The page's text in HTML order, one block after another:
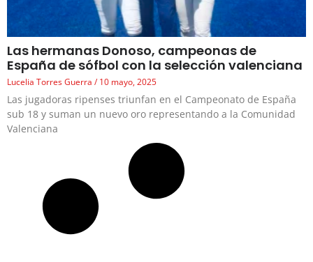
Las hermanas Donoso, campeonas de
España de sófbol con la selección valenciana
Lucelia Torres Guerra 10 mayo, 2025
Las jugadoras ripenses triunfan en el Campeonato de España
sub 18 y suman un nuevo oro representando a la Comunidad
Valenciana